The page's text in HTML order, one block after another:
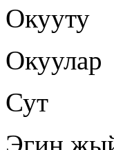
Окууту
Окуулар
Сут
Эгин